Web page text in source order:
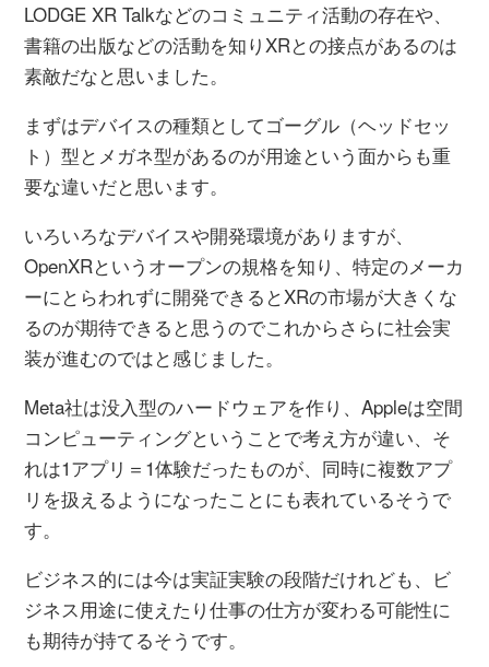
LODGE XR Talkなどのコミュニティ活動の存在や、
書籍の出版などの活動を知りXRとの接点があるのは
素敵だなと思いました。
まずはデバイスの種類としてゴーグル（ヘッドセッ
ト）型とメガネ型があるのが用途という面からも重
要な違いだと思います。
いろいろなデバイスや開発環境がありますが、
OpenXRというオープンの規格を知り、特定のメーカ
ーにとらわれずに開発できるとXRの市場が大きくな
るのが期待できると思うのでこれからさらに社会実
装が進むのではと感じました。
Meta社は没入型のハードウェアを作り、Appleは空間
コンピューティングということで考え方が違い、そ
れは1アプリ＝1体験だったものが、同時に複数アプ
リを扱えるようになったことにも表れているそうで
す。
ビジネス的には今は実証実験の段階だけれども、ビ
ジネス用途に使えたり仕事の仕方が変わる可能性に
も期待が持てるそうです。